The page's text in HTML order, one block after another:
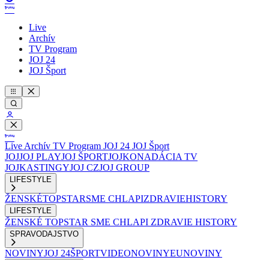
Live
Archív
TV Program
JOJ 24
JOJ Šport
Live Archív TV Program JOJ 24 JOJ Šport
JOJJOJ PLAYJOJ ŠPORTJOJKONADÁCIA TV
JOJKASTINGYJOJ CZJOJ GROUP
LIFESTYLE
ŽENSKÉTOPSTARSME CHLAPIZDRAVIEHISTORY
LIFESTYLE
ŽENSKÉ TOPSTAR SME CHLAPI ZDRAVIE HISTORY
SPRAVODAJSTVO
NOVINYJOJ 24ŠPORTVIDEONOVINYEUNOVINY